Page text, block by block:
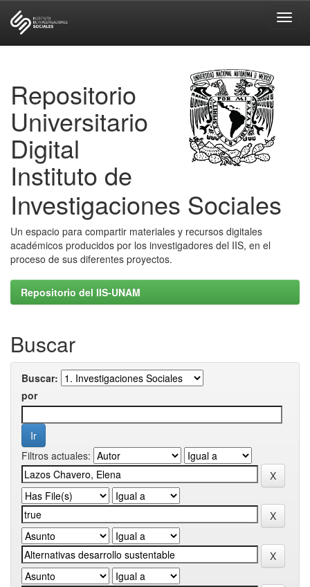
Repositorio
Universitario
Digital
Instituto de
Investigaciones Sociales
Un espacio para compartir materiales y recursos digitales
académicos producidos por los investigadores del IIS, en el
proceso de sus diferentes proyectos.
Repositorio del IIS-UNAM
Buscar
Buscar:
por
Filtros actuales: